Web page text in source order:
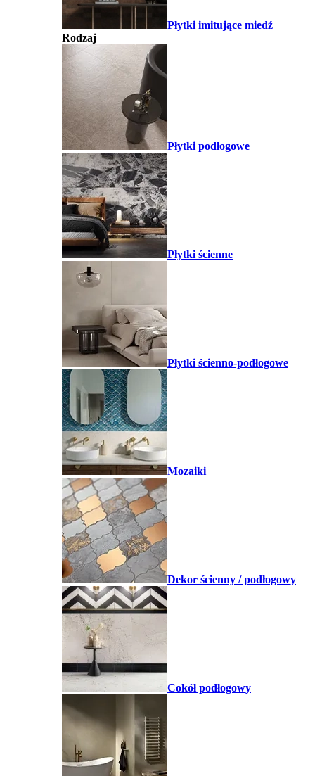
Płytki imitujące miedź
Rodzaj
Płytki podłogowe
Płytki ścienne
Płytki ścienno-podłogowe
Mozaiki
Dekor ścienny / podłogowy
Cokół podłogowy